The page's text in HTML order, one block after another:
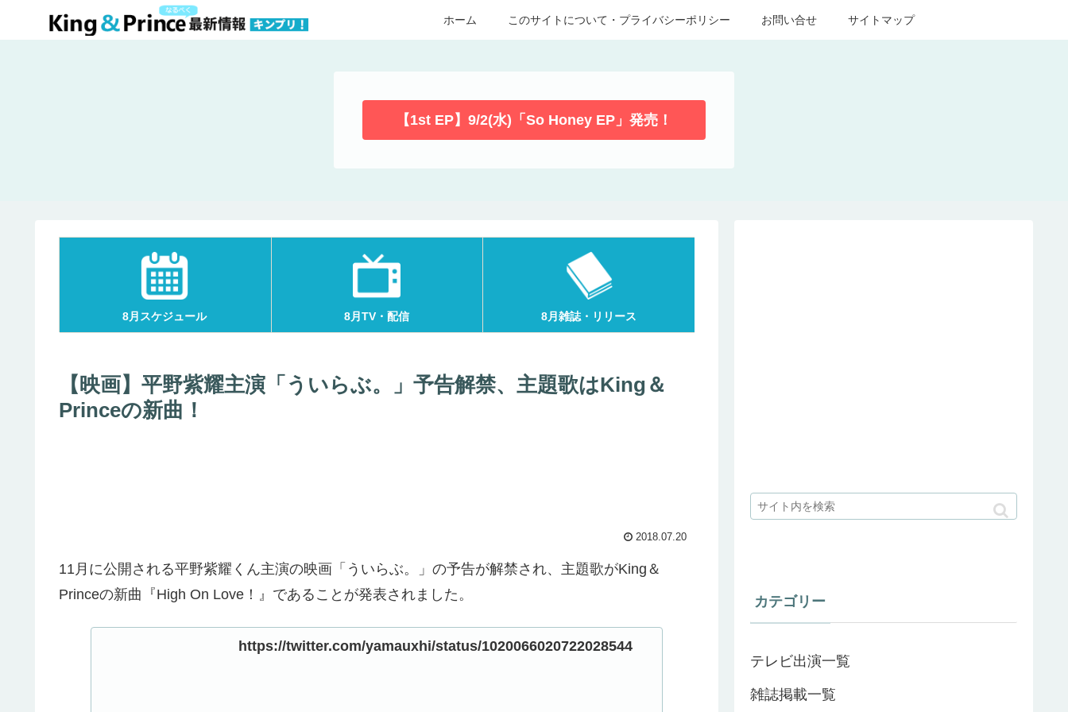
ホーム このサイトについて・プライバシーポリシー お問い合せ サイトマップ
【1st EP】9/2(水)「So Honey EP」発売！
8月スケジュール 8月TV・配信 8月雑誌・リリース
【映画】平野紫耀主演「ういらぶ。」予告解禁、主題歌はKing＆
Princeの新曲！
2018.07.20
11月に公開される平野紫耀くん主演の映画「ういらぶ。」の予告が解禁され、主題歌がKing＆
Princeの新曲『High On Love！』であることが発表されました。
https://twitter.com/yamauxhi/status/1020066020722028544
カテゴリー
テレビ出演一覧
雑誌掲載一覧